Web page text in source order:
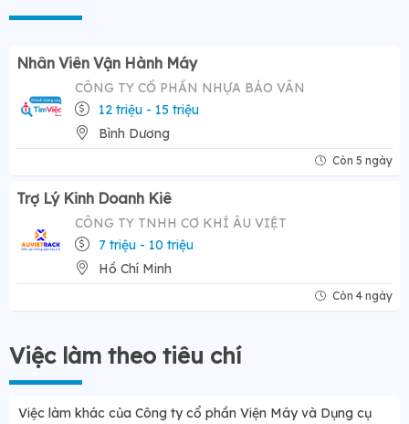
Nhân Viên Vận Hành Máy
CÔNG TY CỔ PHẦN NHỰA BẢO VÂN
12 triệu - 15 triệu
Bình Dương
Còn 5 ngày
Trợ Lý Kinh Doanh Kiê
CÔNG TY TNHH CƠ KHÍ ÂU VIỆT
7 triệu - 10 triệu
Hồ Chí Minh
Còn 4 ngày
Việc làm theo tiêu chí
Việc làm khác của Công ty cổ phần Viện Máy và Dụng cụ